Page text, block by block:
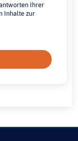
Ihrer
Inhalte zur